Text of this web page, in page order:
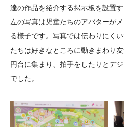
年報一覧
ム
科学教育振興助成・
次世代理系人材育成プ
ログラム助成
アクセス
サイトマップ
日本語 English
達の作品を紹介する掲示板を設置す
左の写真は児童たちのアバターが
る様子です。写真では伝わりにく
たちは好きなところに動きまわり
円台に集まり、拍手をしたりとデ
でした。